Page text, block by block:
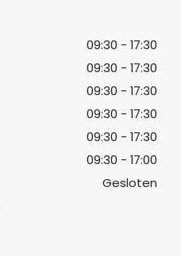
09:30 - 17:30
09:30 - 17:30
09:30 - 17:30
09:30 - 17:30
09:30 - 17:30
09:30 - 17:00
Gesloten